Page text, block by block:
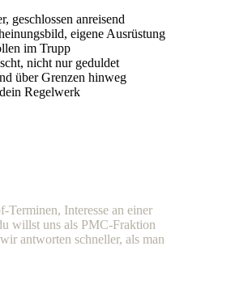
geschlossen anreisend
eigene Ausrüstung
im Trupp
nicht nur geduldet
über Grenzen hinweg
Regelwerk
Terminen, Interesse an einer
willst uns als PMC-Fraktion
antworten schneller, als man